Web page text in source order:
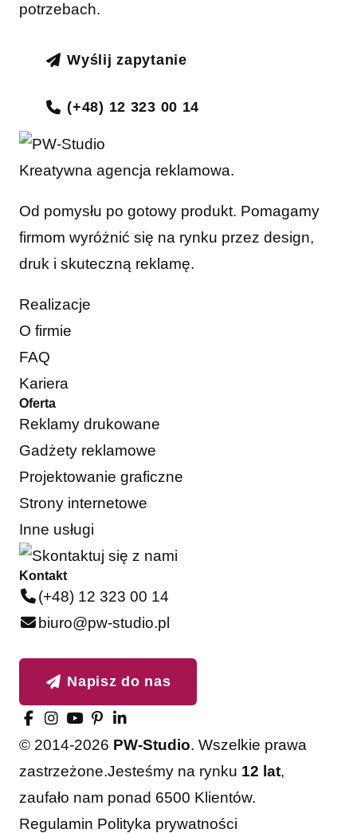
potrzebach.
Wyślij zapytanie
(+48) 12 323 00 14
Kreatywna agencja reklamowa.
Od pomysłu po gotowy produkt. Pomagamy
firmom wyróżnić się na rynku przez design,
druk i skuteczną reklamę.
Realizacje
O firmie
FAQ
Kariera
Oferta
Reklamy drukowane
Gadżety reklamowe
Projektowanie graficzne
Strony internetowe
Inne usługi
Kontakt
(+48) 12 323 00 14
biuro@pw-studio.pl
Napisz do nas
© 2014-2026 PW-Studio. Wszelkie prawa
zastrzeżone.Jesteśmy na rynku 12 lat,
zaufało nam ponad 6500 Klientów.
Regulamin Polityka prywatności
Akceptuję Odrzucam